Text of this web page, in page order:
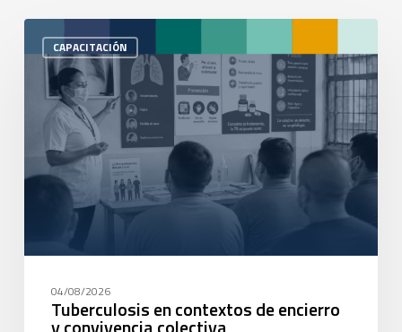
CAPACITACIÓN
04/08/2026
Tuberculosis en contextos de encierro